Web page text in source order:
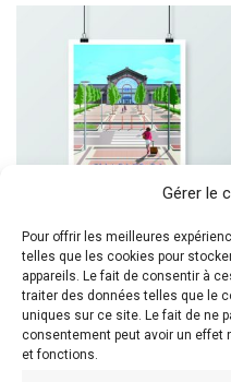
Gérer le
Pour offrir les meilleures
telles que les cookies pour
appareils. Le fait de consentir à
traiter des données telles que le
uniques sur ce site. Le fait de ne
consentement peut avoir un
et fonctions.
Affiche rétro – Charleroi Gare
LIRE LA SUITE